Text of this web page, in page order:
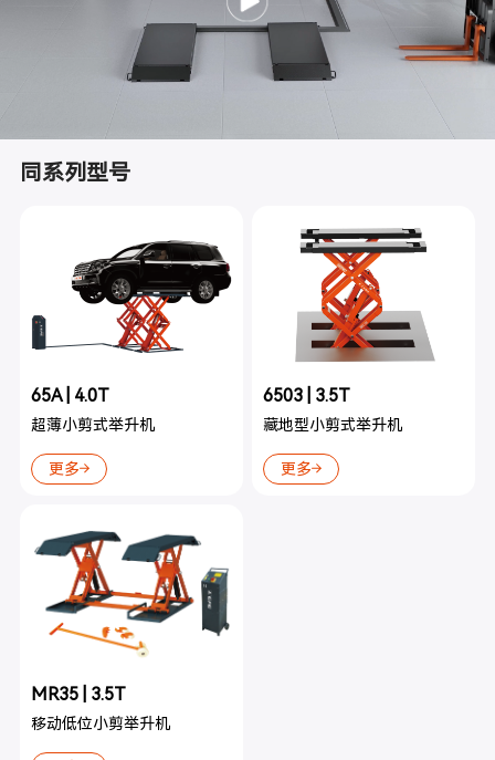
同系列型号
65A | 4.0T
超薄小剪式举升机
更多
6503 | 3.5T
藏地型小剪式举升机
更多
MR35 | 3.5T
移动低位小剪举升机